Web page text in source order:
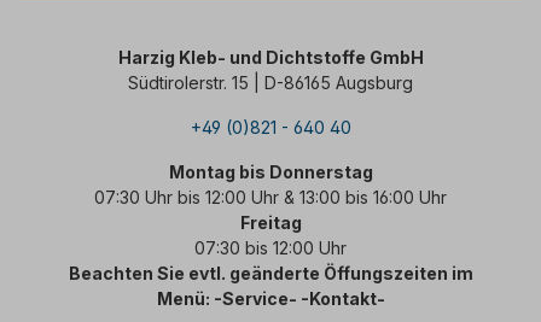
Harzig Kleb- und Dichtstoffe GmbH
Südtirolerstr. 15 | D-86165 Augsburg
+49 (0)821 - 640 40
Montag bis Donnerstag
07:30 Uhr bis 12:00 Uhr & 13:00 bis 16:00 Uhr
Freitag
07:30 bis 12:00 Uhr
Beachten Sie evtl. geänderte Öffungszeiten im
Menü: -Service- -Kontakt-